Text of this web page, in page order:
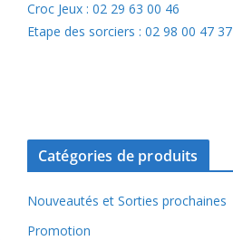
Croc Jeux : 02 29 63 00 46
Etape des sorciers : 02 98 00 47 37
Catégories de produits
Nouveautés et Sorties prochaines
Promotion